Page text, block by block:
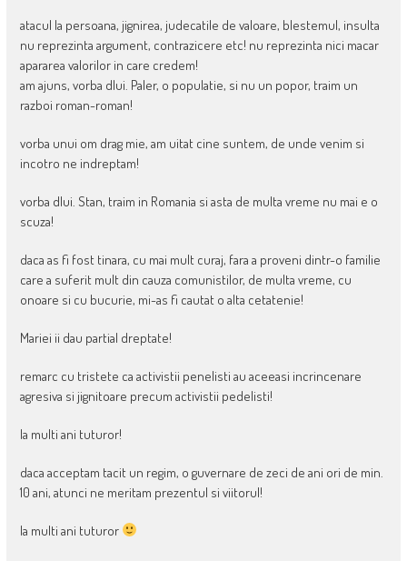
atacul la persoana, jignirea, judecatile de valoare, blestemul, insulta
nu reprezinta argument, contrazicere etc! nu reprezinta nici macar
apararea valorilor in care credem!
am ajuns, vorba dlui. Paler, o populatie, si nu un popor, traim un
razboi roman-roman!
vorba unui om drag mie, am uitat cine suntem, de unde venim si
incotro ne indreptam!
vorba dlui. Stan, traim in Romania si asta de multa vreme nu mai e o
scuza!
daca as fi fost tinara, cu mai mult curaj, fara a proveni dintr-o familie
care a suferit mult din cauza comunistilor, de multa vreme, cu
onoare si cu bucurie, mi-as fi cautat o alta cetatenie!
Mariei ii dau partial dreptate!
remarc cu tristete ca activistii penelisti au aceeasi incrincenare
agresiva si jignitoare precum activistii pedelisti!
la multi ani tuturor!
daca acceptam tacit un regim, o guvernare de zeci de ani ori de min.
10 ani, atunci ne meritam prezentul si viitorul!
la multi ani tuturor